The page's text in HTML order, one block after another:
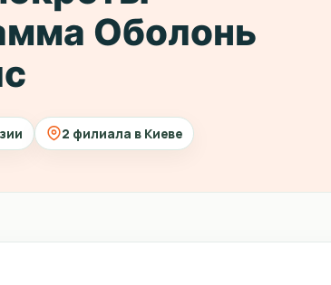
Оболонь
2 филиала в Киеве